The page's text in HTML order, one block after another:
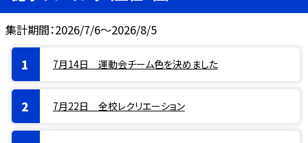
集計期間：2026/7/6～2026/8/5
7月14日 運動会チーム色を決めました
7月22日 全校レクリエーション